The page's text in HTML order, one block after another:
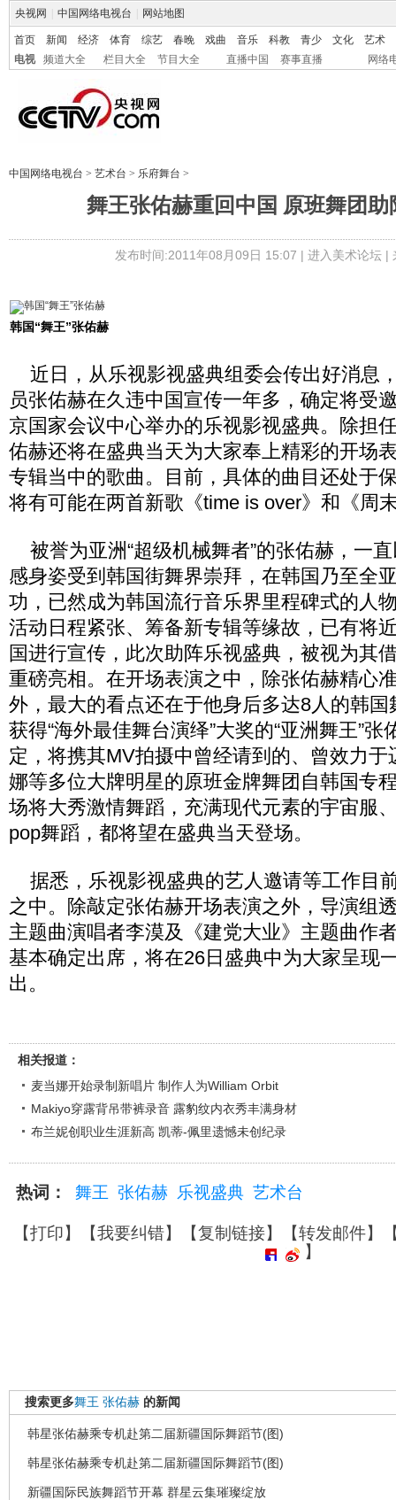
央视网 中国网络电视台 网站地图
首页 新闻 经济 体育 综艺 春晚 戏曲 音乐 科教 青少 文化
艺术
电视
频道大全 栏目大全 节目大全 直播中国 赛事直播 网络
中国网络电视台 > 艺术台 > 乐府舞台 >
舞王张佑赫重回中国 原班舞团助
发布时间:2011年08月09日 15:07 | 进入美术论坛|
韩国“舞王”张佑赫
近日，从乐视影视盛典组委会传出好消息
员张佑赫在久违中国宣传一年多，确定将受
京国家会议中心举办的乐视影视盛典。除担
佑赫还将在盛典当天为大家奉上精彩的开场
专辑当中的歌曲。目前，具体的曲目还处于
将有可能在两首新歌《time is over》和《周
被誉为亚洲“超级机械舞者”的张佑赫，一
感身姿受到韩国街舞界崇拜，在韩国乃至全
功，已然成为韩国流行音乐界里程碑式的人
活动日程紧张、筹备新专辑等缘故，已有将
国进行宣传，此次助阵乐视盛典，被视为其
重磅亮相。在开场表演之中，除张佑赫精心
外，最大的看点还在于他身后多达8人的韩
获得“海外最佳舞台演绎”大奖的“亚洲舞王”
定，将携其MV拍摄中曾经请到的、曾效力于
娜等多位大牌明星的原班金牌舞团自韩国专
场将大秀激情舞蹈，充满现代元素的宇宙服
pop舞蹈，都将望在盛典当天登场。
据悉，乐视影视盛典的艺人邀请等工作目
之中。除敲定张佑赫开场表演之外，导演组
主题曲演唱者李漠及《建党大业》主题曲作
基本确定出席，将在26日盛典中为大家呈现
出。
相关报道：
麦当娜开始录制新唱片 制作人为William Orbit
Makiyo穿露背吊带裤录音 露豹纹内衣秀丰满身材
布兰妮创职业生涯新高 凯蒂-佩里遗憾未创纪录
热词： 舞王 张佑赫 乐视盛典 艺术台
【打印】【我要纠错】【复制链接】【转发邮件】
】
搜索更多舞王 张佑赫 的新闻
韩星张佑赫乘专机赴第二届新疆国际舞蹈节(图)
韩星张佑赫乘专机赴第二届新疆国际舞蹈节(图)
新疆国际民族舞蹈节开幕 群星云集璀璨绽放